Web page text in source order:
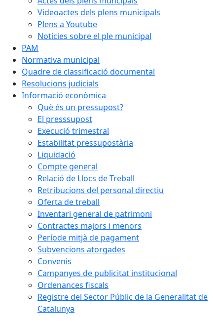
Videoactes dels plens municipals
Plens a Youtube
Notícies sobre el ple municipal
PAM
Normativa municipal
Quadre de classificació documental
Resolucions judicials
Informació econòmica
Què és un pressupost?
El presssupost
Execució trimestral
Estabilitat pressupostària
Liquidació
Compte general
Relació de Llocs de Treball
Retribucions del personal directiu
Oferta de treball
Inventari general de patrimoni
Contractes majors i menors
Període mitjà de pagament
Subvencions atorgades
Convenis
Campanyes de publicitat institucional
Ordenances fiscals
Registre del Sector Públic de la Generalitat de
Catalunya